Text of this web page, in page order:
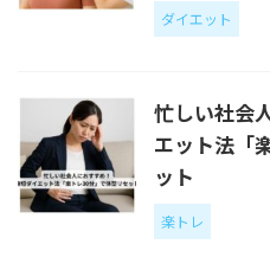
ダイエット
忙しい社会
エット法「
ット
楽トレ